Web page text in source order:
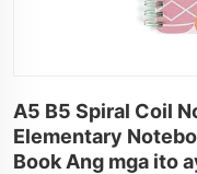
A5 B5 Spiral Coil
Elementary
Book Ang mga ito